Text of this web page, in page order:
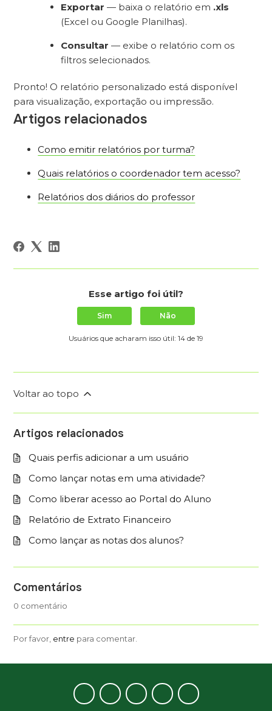
Exportar — baixa o relatório em .xls
(Excel ou Google Planilhas).
Consultar — exibe o relatório com os
filtros selecionados.
Pronto! O relatório personalizado está disponível
para visualização, exportação ou impressão.
Artigos relacionados
Como emitir relatórios por turma?
Quais relatórios o coordenador tem acesso?
Relatórios dos diários do professor
Esse artigo foi útil?
Sim Não
Usuários que acharam isso útil: 14 de 19
Voltar ao topo
Artigos relacionados
Quais perfis adicionar a um usuário
Como lançar notas em uma atividade?
Como liberar acesso ao Portal do Aluno
Relatório de Extrato Financeiro
Como lançar as notas dos alunos?
Comentários
0 comentário
Por favor, entre para comentar.